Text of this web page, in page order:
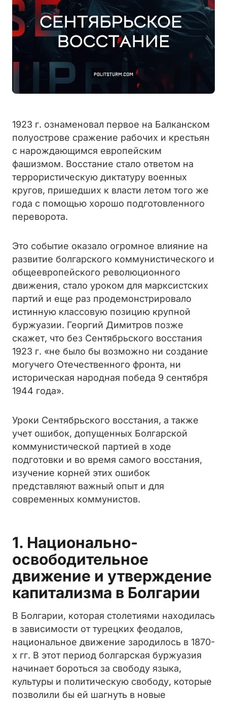
1923 г. ознаменовал первое на Балканском
полуострове сражение рабочих и крестьян
с нарождающимся европейским
фашизмом. Восстание стало ответом на
террористическую диктатуру военных
кругов, пришедших к власти летом того же
года с помощью хорошо подготовленного
переворота.
Это событие оказало огромное влияние на
развитие болгарского коммунистического и
общеевропейского революционного
движения, стало уроком для марксистских
партий и еще раз продемонстрировало
истинную классовую позицию крупной
буржуазии. Георгий Димитров позже
скажет, что без Сентябрьского восстания
1923 г. «не было бы возможно ни создание
могучего Отечественного фронта, ни
историческая народная победа 9 сентября
1944 года».
Уроки Сентябрьского восстания, а также
учет ошибок, допущенных Болгарской
коммунистической партией в ходе
подготовки и во время самого восстания,
изучение корней этих ошибок
представляют важный опыт и для
современных коммунистов.
1. Национально-
освободительное
движение и утверждение
капитализма в Болгарии
В Болгарии, которая столетиями находилась
в зависимости от турецких феодалов,
национальное движение зародилось в 1870-
х гг. В этот период болгарская буржуазия
начинает бороться за свободу языка,
культуры и политическую свободу, которые
позволили бы ей шагнуть в новые